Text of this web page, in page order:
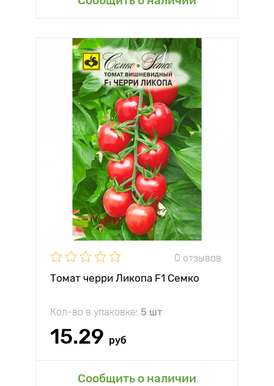
0 отзывов
Томат черри Ликопа F1 Семко
Кол-во в упаковке: 5 шт
15.29 руб
Сообщить о наличии